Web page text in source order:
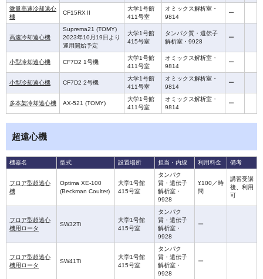
微量高速冷却遠心
機
CF15RXⅡ
大学1号館
411号室
オミックス解析室・
9814
ー
高速冷却遠心機
Suprema21 (TOMY)
2023年10月19日より
運用開始予定
大学1号館
415号室
タンパク質・遺伝子
解析室・9928
ー
小型冷却遠心機 CF7D2 1号機
大学1号館
411号室
オミックス解析室・
9814
ー
小型冷却遠心機 CF7D2 2号機
大学1号館
411号室
オミックス解析室・
9814
ー
多本架冷却遠心機 AX-521 (TOMY)
大学1号館
411号室
オミックス解析室・
9814
ー
超遠心機
機器名 型式 設置場所 担当・内線 利用料金 備考
フロア型超遠心
機
Optima XE-100
(Beckman Coulter)
大学1号館
415号室
タンパク
質・遺伝子
解析室・
9928
¥100／時
間
講習受講
後、利用
可
フロア型超遠心
機用ロータ
SW32Ti
大学1号館
415号室
タンパク
質・遺伝子
解析室・
9928
ー
フロア型超遠心
機用ロータ
SW41Ti
大学1号館
415号室
タンパク
質・遺伝子
解析室・
9928
ー